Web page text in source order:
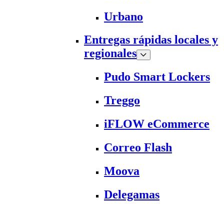
Urbano
Entregas rápidas locales y
regionales
Pudo Smart Lockers
Treggo
iFLOW eCommerce
Correo Flash
Moova
Delegamas